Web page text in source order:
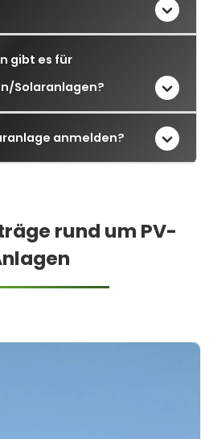
gibt es für
Solaranlagen?
anmelden?
rund um PV-